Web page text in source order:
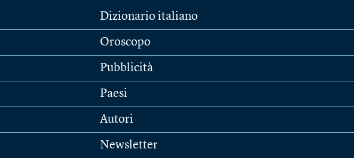
Dizionario italiano
Oroscopo
Pubblicità
Paesi
Autori
Newsletter